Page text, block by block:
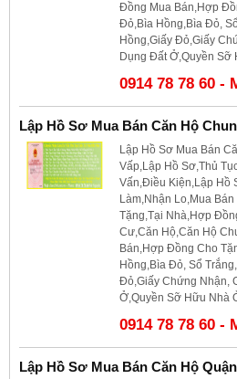
Đồng Mua Bán,Hợp
Đỏ,Bìa Hồng,Bìa Đỏ,
Hồng,Giấy Đỏ,Giấy
Dụng Đất Ở,Quyền Sỡ
0914 78 78 60 -
Lập Hồ Sơ Mua Bán Căn Hộ
Lập Hồ Sơ Mua Bán
Vấp,Lập Hồ Sơ,Thủ
Vấn,Điều Kiện,Lập Hồ
Làm,Nhận Lo,Mua
Tặng,Tại Nhà,Hợp
Cư,Căn Hộ,Căn Hộ
Bán,Hợp Đồng Cho
Hồng,Bìa Đỏ, Sổ
Đỏ,Giấy Chứng Nhận,
Ở,Quyền Sỡ Hữu Nhà
0914 78 78 60 -
Lập Hồ Sơ Mua Bán Căn Hộ